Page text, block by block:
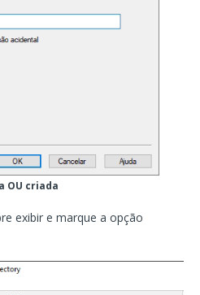
OU criada
exibir e marque a opção